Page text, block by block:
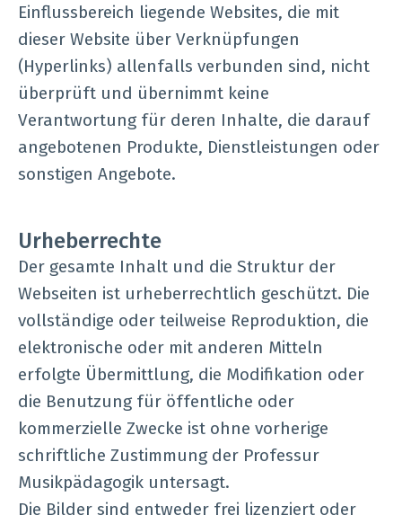
Einflussbereich liegende Websites, die mit
dieser Website über Verknüpfungen
(Hyperlinks) allenfalls verbunden sind, nicht
überprüft und übernimmt keine
Verantwortung für deren Inhalte, die darauf
angebotenen Produkte, Dienstleistungen oder
sonstigen Angebote.
Urheberrechte
Der gesamte Inhalt und die Struktur der
Webseiten ist urheberrechtlich geschützt. Die
vollständige oder teilweise Reproduktion, die
elektronische oder mit anderen Mitteln
erfolgte Übermittlung, die Modifikation oder
die Benutzung für öffentliche oder
kommerzielle Zwecke ist ohne vorherige
schriftliche Zustimmung der Professur
Musikpädagogik untersagt.
Die Bilder sind entweder frei lizenziert oder